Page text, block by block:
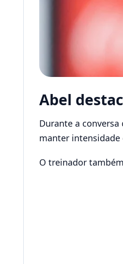
Abel
Durante a
manter
O treinador